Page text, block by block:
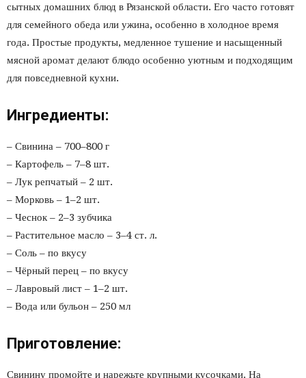
сытных домашних блюд в Рязанской области. Его часто готовят
для семейного обеда или ужина, особенно в холодное время
года. Простые продукты, медленное тушение и насыщенный
мясной аромат делают блюдо особенно уютным и подходящим
для повседневной кухни.
Ингредиенты:
– Свинина – 700–800 г
– Картофель – 7–8 шт.
– Лук репчатый – 2 шт.
– Морковь – 1–2 шт.
– Чеснок – 2–3 зубчика
– Растительное масло – 3–4 ст. л.
– Соль – по вкусу
– Чёрный перец – по вкусу
– Лавровый лист – 1–2 шт.
– Вода или бульон – 250 мл
Приготовление:
Свинину промойте и нарежьте крупными кусочками. На